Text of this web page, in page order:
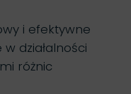
i efektywne
działalności
różnic